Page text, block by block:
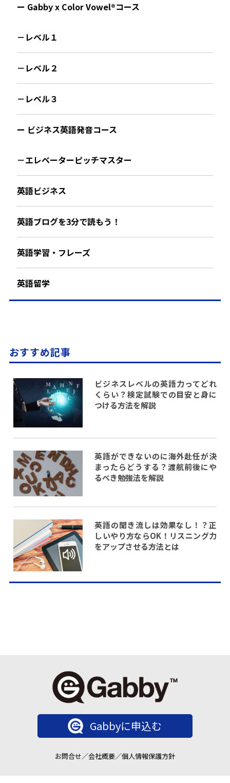
ー Gabby x Color Vowel®︎コース
－レベル１
－レベル２
－レベル３
ー ビジネス英語発音コース
－エレベーターピッチマスター
英語ビジネス
英語ブログを3分で読もう！
英語学習・フレーズ
英語留学
おすすめ記事
ビジネスレベルの英語力ってどれ
くらい？検定試験での目安と身に
つける方法を解説
英語ができないのに海外赴任が決
まったらどうする？渡航前後にや
るべき勉強法を解説
英語の聞き流しは効果なし！？正
しいやり方ならOK！リスニング力
をアップさせる方法とは
Gabbyに申込む
お問合せ／会社概要／個人情報保護方針